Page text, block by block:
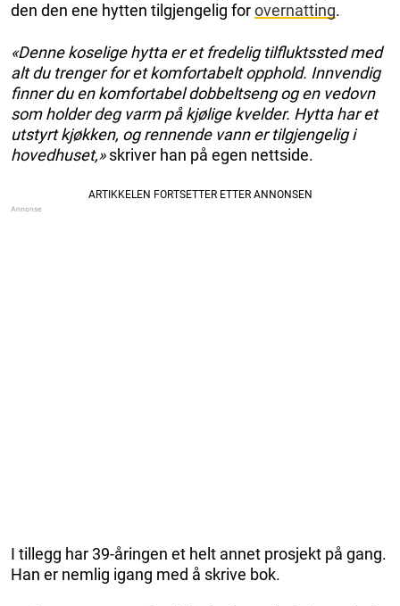
den den ene hytten tilgjengelig forovernatting.
«Denne koselige hytta er et fredelig tilfluktssted med
alt du trenger for et komfortabelt opphold. Innvendig
finner du en komfortabel dobbeltseng og en vedovn
som holder deg varm på kjølige kvelder. Hytta har et
utstyrt kjøkken, og rennende vann er tilgjengelig i
hovedhuset,»skriver han på egen nettside.
I tillegg har 39-åringen et helt annet prosjekt på gang.
Han er nemlig igang med å skrive bok.